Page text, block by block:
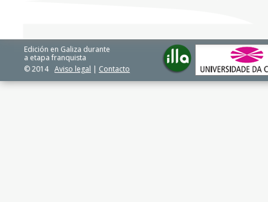
Edición en Galiza durante
a etapa franquista
© 2014 Aviso legal | Contacto